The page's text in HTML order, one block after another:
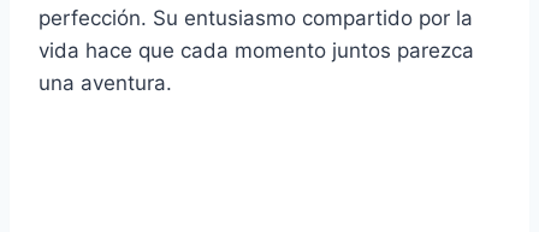
perfección. Su entusiasmo compartido por la
vida hace que cada momento juntos parezca
una aventura.